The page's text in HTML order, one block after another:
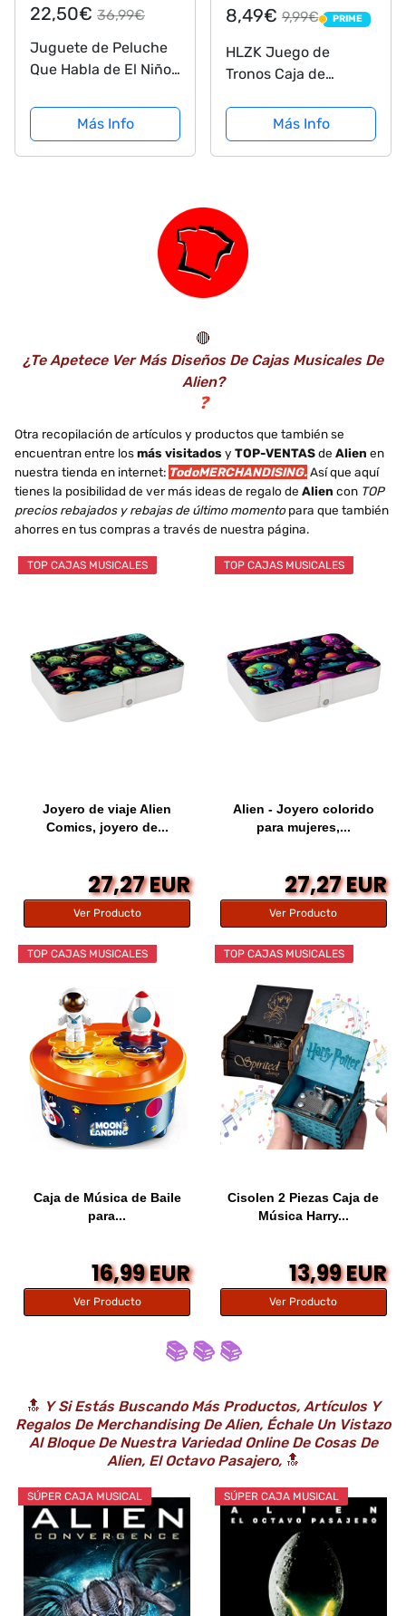
22,50€ 36,99€
Juguete de Peluche
Que Habla de El Niño
Sonidos del Personaje
y Accesorios,
Juguete de The
Más Info
8,49€ 9,99€ PRIME
PRIME
HLZK Juego de
Tronos Caja de
Caja de Madera
manivela de Madera
Tallada Antigua Cajas
Más Info
🔴
¿Te Apetece Ver Más Diseños De Cajas Musicales De
Alien?
❓
Otra recopilación de artículos y productos que también se
encuentran entre losmás visitados y TOP-VENTASde Alien en
nuestra tienda en internet: TodoMERCHANDISING.Así que aquí
tienes la posibilidad de ver más ideas de regalo de Alien con TOP
precios rebajados y rebajas de último momentopara que también
ahorres en tus compras a través de nuestra página.
TOP CAJAS MUSICALES
Joyero de viaje Alien
Comics, joyero de...
27,27 EUR
Ver Producto
TOP CAJAS MUSICALES
Alien - Joyero colorido
para mujeres,...
27,27 EUR
Ver Producto
TOP CAJAS MUSICALES
Caja de Música de Baile
para...
16,99 EUR
Ver Producto
TOP CAJAS MUSICALES
Cisolen 2 Piezas Caja de
Música Harry...
13,99 EUR
Ver Producto
📚 📚 📚
🔝 Y Si Estás Buscando Más Productos, Artículos Y
Regalos De Merchandising De Alien, Échale Un Vistazo
Al Bloque De Nuestra Variedad Online De Cosas De
Alien, El Octavo Pasajero, 🔝
SÚPER CAJA MUSICAL SÚPER CAJA MUSICAL